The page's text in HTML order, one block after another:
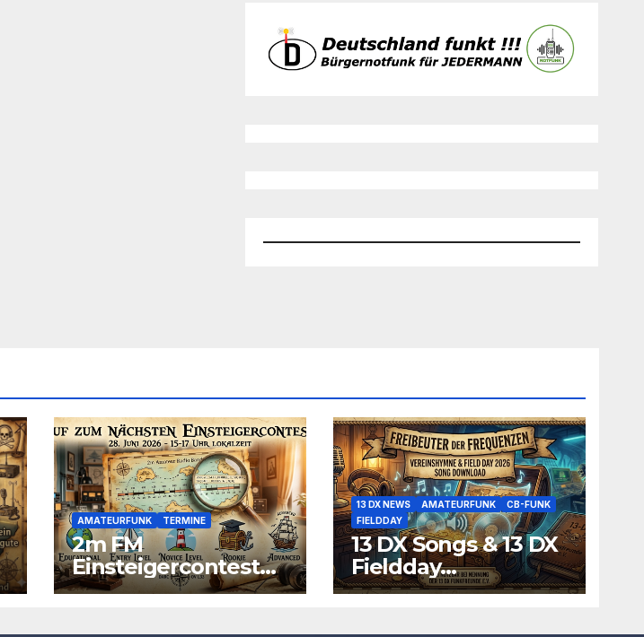
AMATEURFUNK TERMINE
2m FM
Einsteigercontest
am 28.06.2026
13 DX NEWS AMATEURFUNK
CB-FUNK
FIELDDAY
13 DX Songs & 13 DX
Fieldday
Funksprüche zum